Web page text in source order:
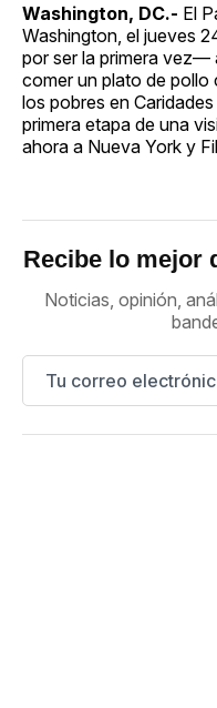
Washington, DC.- El
Washington, el jueves
por ser la primera vez—
comer un plato de
los pobres en
primera etapa de una
ahora a Nueva York y
Recibe lo mejor
Noticias, opinión,